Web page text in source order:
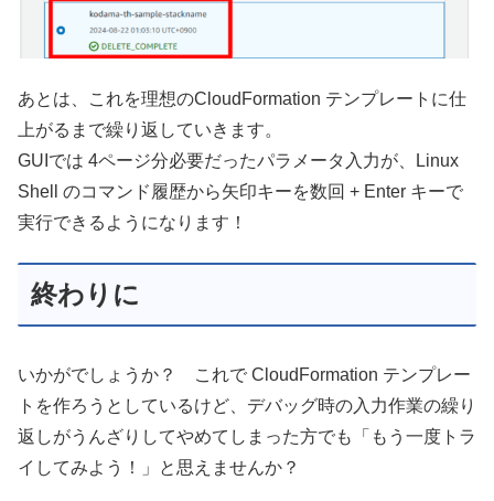
あとは、これを理想のCloudFormation テンプレートに仕
上がるまで繰り返していきます。
GUIでは 4ページ分必要だったパラメータ入力が、Linux
Shell のコマンド履歴から矢印キーを数回 + Enter キーで
実行できるようになります！
終わりに
いかがでしょうか？ これで CloudFormation テンプレー
トを作ろうとしているけど、デバッグ時の入力作業の繰り
返しがうんざりしてやめてしまった方でも「もう一度トラ
イしてみよう！」と思えませんか？